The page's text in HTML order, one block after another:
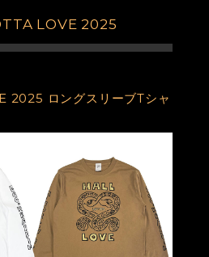
LOVE 2025
2025 ロングスリーブTシャ